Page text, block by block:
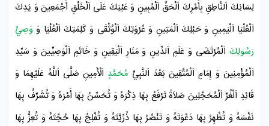
لِسَانِكَ اَلنَّاطِقِ بِأَمْرِكَ اَلْحَقِّ اَلْمُبِينِ وَ عَيْنِكَ عَلَى اَلْخَلْقِ أَجْمَعِينَ وَ يَدِكَ
اَلْعُلْيَا اَلْيَمِينِ وَ حَبْلِكَ اَلْمَتِينِ وَ عُرْوَتِكَ اَلْوُثْقَى وَ كَلِمَتِكَ اَلْعُلْيَا وَ وَصِيِّ
رَسُولِكَ اَلْمُرْتَضَى وَ عَلَمِ اَلدِّينِ وَ مَنَارِ اَلْيَقِينِ وَ خَاتَمِ اَلْوَصِيِّينَ وَ سَيِّدِ
اَلْمُؤْمِنِينَ وَ إِمَامِ اَلْمُتَّقِينَ بَعْدَ اَلنَّبِيِّ مُحَمَّدٍ اَلْأَمِينِ صَلَّى اَللَّهُ عَلَيْهِمَا وَ
قَائِدِ اَلْغُرِّ اَلْمُحَجَّلِينَ صَلاَةً تَرْفَعُ بِهَا ذِكْرَهُ وَ تُحَسِّنُ بِهَا أَمْرَهُ وَ تُشَرِّفُ بِهَا
نَفْسَهُ وَ تُظْهِرُ بِهَا دَعْوَتَهُ وَ تَنْصُرُ بِهَا ذُرِّيَّتَهُ وَ تُفْلِجُ بِهَا حُجَّتَهُ وَ تُعِزُّ بِهَا